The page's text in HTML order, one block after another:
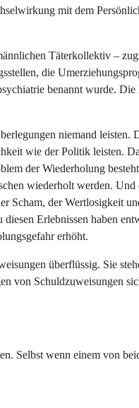
mit dem
Täterkollektiv –
die
benannt wurde.
niemand leisten.
wie der Politik leisten.
der Wiederholung
wiederholt werden.
der Wertlosigkeit
Erlebnissen haben
erhöht.
überflüssig. Sie
von Schuldzuweisungen
Selbst wenn einem von